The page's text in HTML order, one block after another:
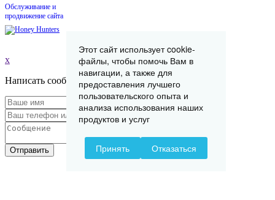
Обслуживание и
продвижение сайта
x
Написать сообщение
Отправить
Этот сайт использует cookie-
файлы, чтобы помочь Вам в
навигации, а также для
предоставления лучшего
пользовательского опыта и
анализа использования наших
продуктов и услуг
Принять Отказаться